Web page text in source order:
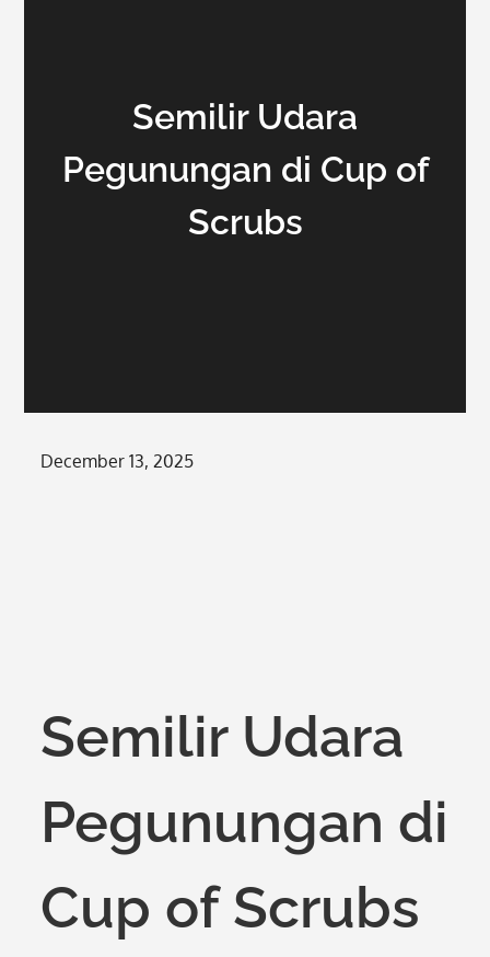
Semilir Udara
Pegunungan di Cup of
Scrubs
Posted
December 13, 2025
Semilir Udara
Pegunungan di
Cup of Scrubs